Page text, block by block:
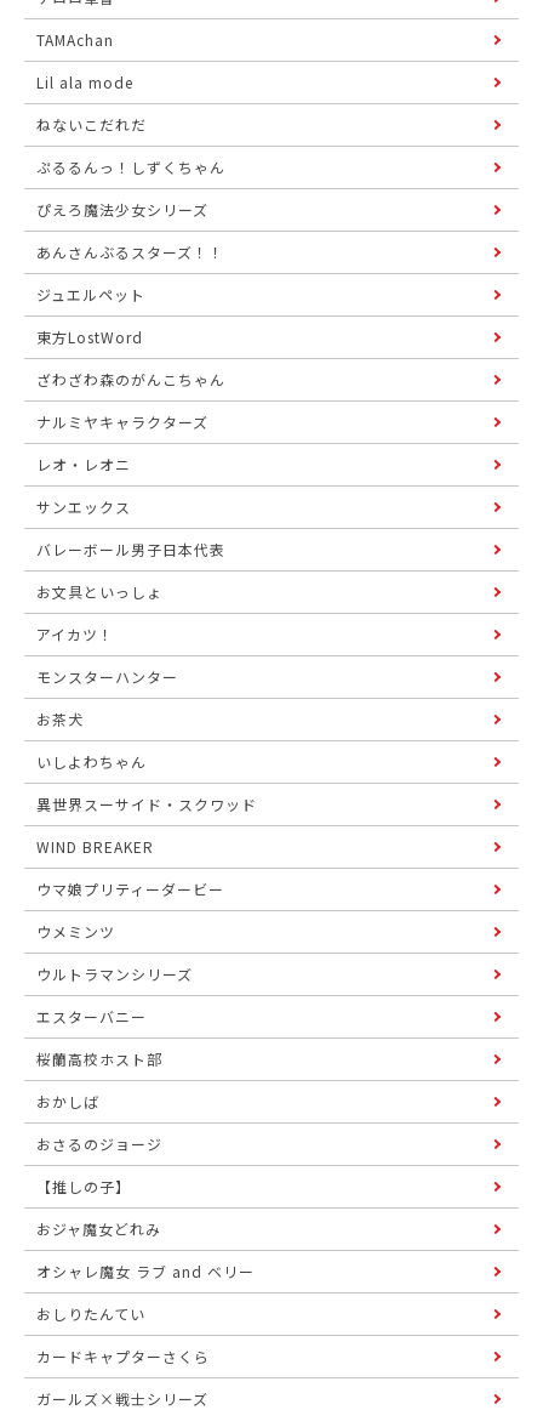
TAMAchan
Lil ala mode
ねないこだれだ
ぷるるんっ！しずくちゃん
ぴえろ魔法少女シリーズ
あんさんぶるスターズ！！
ジュエルペット
東方LostWord
ざわざわ森のがんこちゃん
ナルミヤキャラクターズ
レオ・レオニ
サンエックス
バレーボール男子日本代表
お文具といっしょ
アイカツ！
モンスターハンター
お茶犬
いしよわちゃん
異世界スーサイド・スクワッド
WIND BREAKER
ウマ娘プリティーダービー
ウメミンツ
ウルトラマンシリーズ
エスターバニー
桜蘭高校ホスト部
おかしば
おさるのジョージ
【推しの子】
おジャ魔女どれみ
オシャレ魔女 ラブ and ベリー
おしりたんてい
カードキャプターさくら
ガールズ×戦士シリーズ